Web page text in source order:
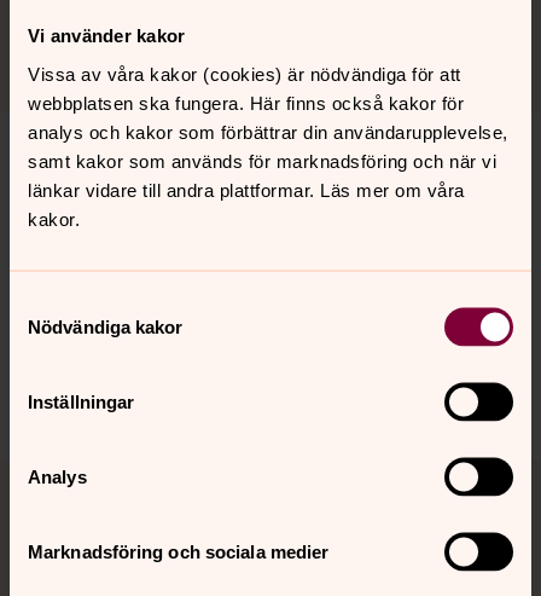
Vi använder kakor
Vissa av våra kakor (cookies) är nödvändiga för att
webbplatsen ska fungera. Här finns också kakor för
analys och kakor som förbättrar din användarupplevelse,
samt kakor som används för marknadsföring och när vi
länkar vidare till andra plattformar. Läs mer om våra
kakor.
Nödvändiga kakor
Inställningar
Analys
Marknadsföring och sociala medier
Senast ändrad 5 mars 2026
innehåll?
Tillbaka till toppen
Tillbaka till innehållet